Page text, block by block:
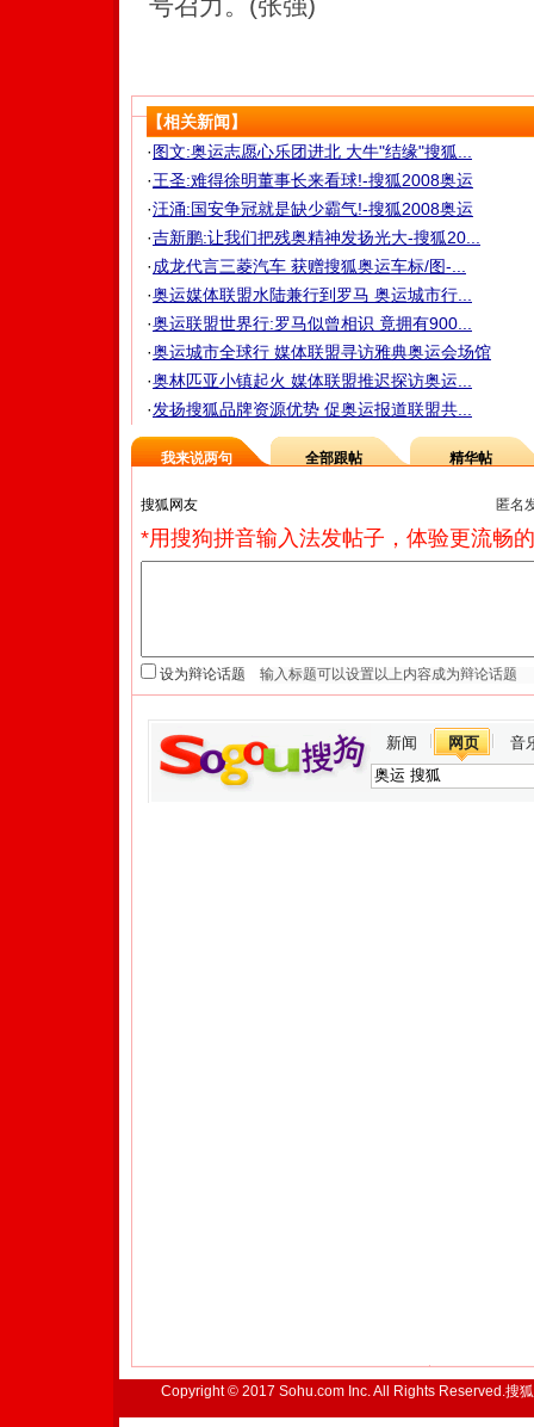
【相关新闻】
·图文:奥运志愿心乐团进北 大牛"结缘"搜狐...
·王圣:难得徐明董事长来看球!-搜狐2008奥运
·汪涌:国安争冠就是缺少霸气!-搜狐2008奥运
·吉新鹏:让我们把残奥精神发扬光大-搜狐20...
·成龙代言三菱汽车 获赠搜狐奥运车标/图-...
·奥运媒体联盟水陆兼行到罗马 奥运城市行...
·奥运联盟世界行:罗马似曾相识 竟拥有900...
·奥运城市全球行 媒体联盟寻访雅典奥运会场馆
·奥林匹亚小镇起火 媒体联盟推迟探访奥运...
·发扬搜狐品牌资源优势 促奥运报道联盟共...
我来说两句 全部跟帖 精华帖
匿名
*用搜狗拼音输入法发帖子，体验更流畅
设为辩论话题
新闻 网页 音
Copyright © 2017 Sohu.com Inc. All Rights Reserved.搜